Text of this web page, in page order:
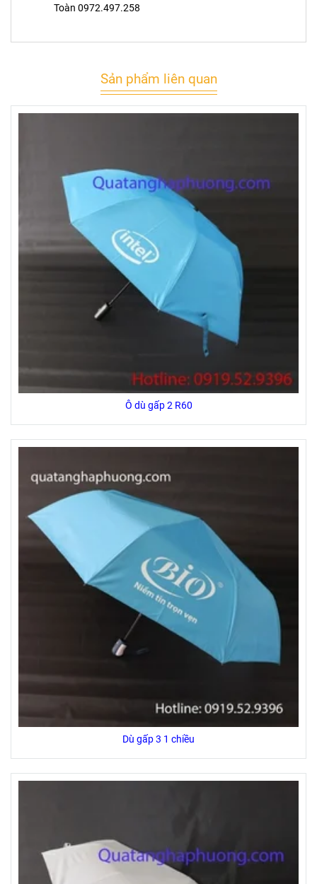
Toàn 0972.497.258
Sản phẩm liên quan
Ô dù gấp 2 R60
Dù gấp 3 1 chiều